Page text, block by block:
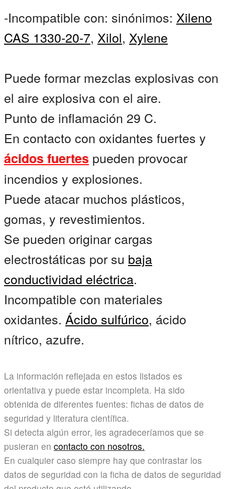
-Incompatible con: sinónimos: Xileno
CAS 1330-20-7, Xilol, Xylene
Puede formar mezclas explosivas con
el aire explosiva con el aire.
Punto de inflamación 29 C.
En contacto con oxidantes fuertes y
ácidos fuertes pueden provocar
incendios y explosiones.
Puede atacar muchos plásticos,
gomas, y revestimientos.
Se pueden originar cargas
electrostáticas por su baja
conductividad eléctrica.
Incompatible con materiales
oxidantes. Ácido sulfúrico, ácido
nítrico, azufre.
La información reflejada en estos listados es
orientativa y puede estar incompleta. Ha sido
obtenida de diferentes fuentes: fichas de datos de
seguridad y literatura científica.
Si detecta algún error, les agradeceríamos que se
pusieran en contacto con nosotros.
En cualquier caso siempre hay que contrastar los
datos de seguridad con la ficha de datos de seguridad